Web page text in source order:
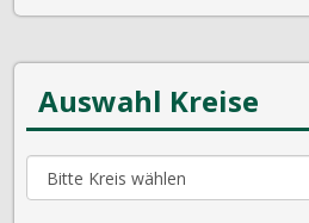
Auswahl Kreise